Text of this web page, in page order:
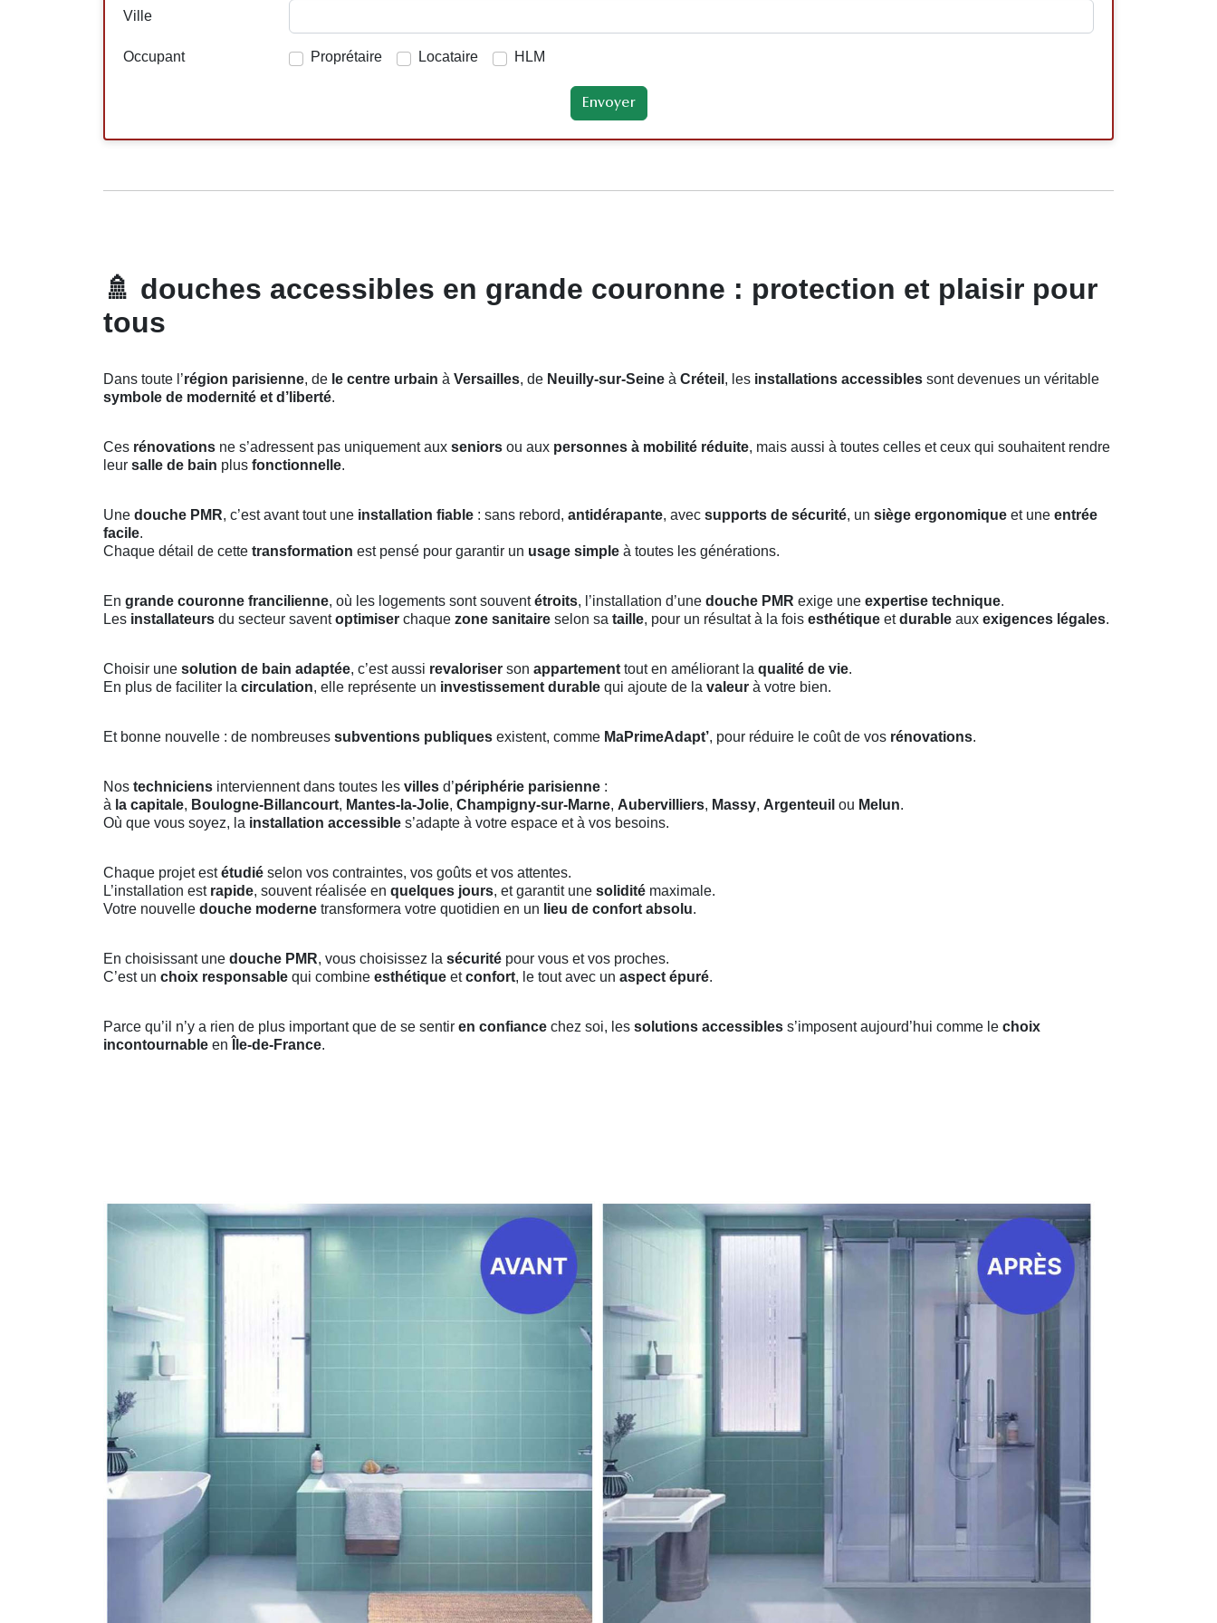
Ville
Occupant Proprétaire Locataire HLM
🚿 douches accessibles en grande couronne : protection et plaisir pour
tous
Dans toute l’région parisienne, de le centre urbain à Versailles, de Neuilly-sur-Seine à Créteil , les installations accessibles sont devenues un véritable
symbole de modernité et d’liberté.
Ces rénovations ne s’adressent pas uniquement aux seniors ou aux personnes à mobilité réduite, mais aussi à toutes celles et ceux qui souhaitent rendre
leur salle de bain plus fonctionnelle.
Une douche PMR, c’est avant tout une installation fiable : sans rebord, antidérapante, avec supports de sécurité, un siège ergonomique et une entrée
facile.
Chaque détail de cette transformation est pensé pour garantir un usage simple à toutes les générations.
En grande couronne francilienne, où les logements sont souventétroits, l’installation d’une douche PMR exige une expertise technique.
Les installateurs du secteur saventoptimiser chaque zone sanitaire selon sa taille, pour un résultat à la fois esthétique etdurable aux exigences légales.
Choisir une solution de bain adaptée, c’est aussi revaloriser son appartement tout en améliorant la qualité de vie.
En plus de faciliter la circulation, elle représente un investissement durable qui ajoute de la valeur à votre bien.
Et bonne nouvelle : de nombreuses subventions publiques existent, comme MaPrimeAdapt’, pour réduire le coût de vos rénovations.
Nos techniciens interviennent dans toutes les villes d’périphérie parisienne :
à la capitale, Boulogne-Billancourt, Mantes-la-Jolie, Champigny-sur-Marne, Aubervilliers, Massy, Argenteuil ou Melun.
Où que vous soyez, la installation accessible s’adapte à votre espace et à vos besoins.
Chaque projet estétudié selon vos contraintes, vos goûts et vos attentes.
L’installation est rapide, souvent réalisée en quelques jours, et garantit une solidité maximale.
Votre nouvelle douche moderne transformera votre quotidien en un lieu de confort absolu.
En choisissant une douche PMR, vous choisissez la sécurité pour vous et vos proches.
C’est un choix responsable qui combine esthétique etconfort, le tout avec un aspect épuré.
Parce qu’il n’y a rien de plus important que de se sentir en confiance chez soi, les solutions accessibles s’imposent aujourd’hui comme le choix
incontournable en Île-de-France.